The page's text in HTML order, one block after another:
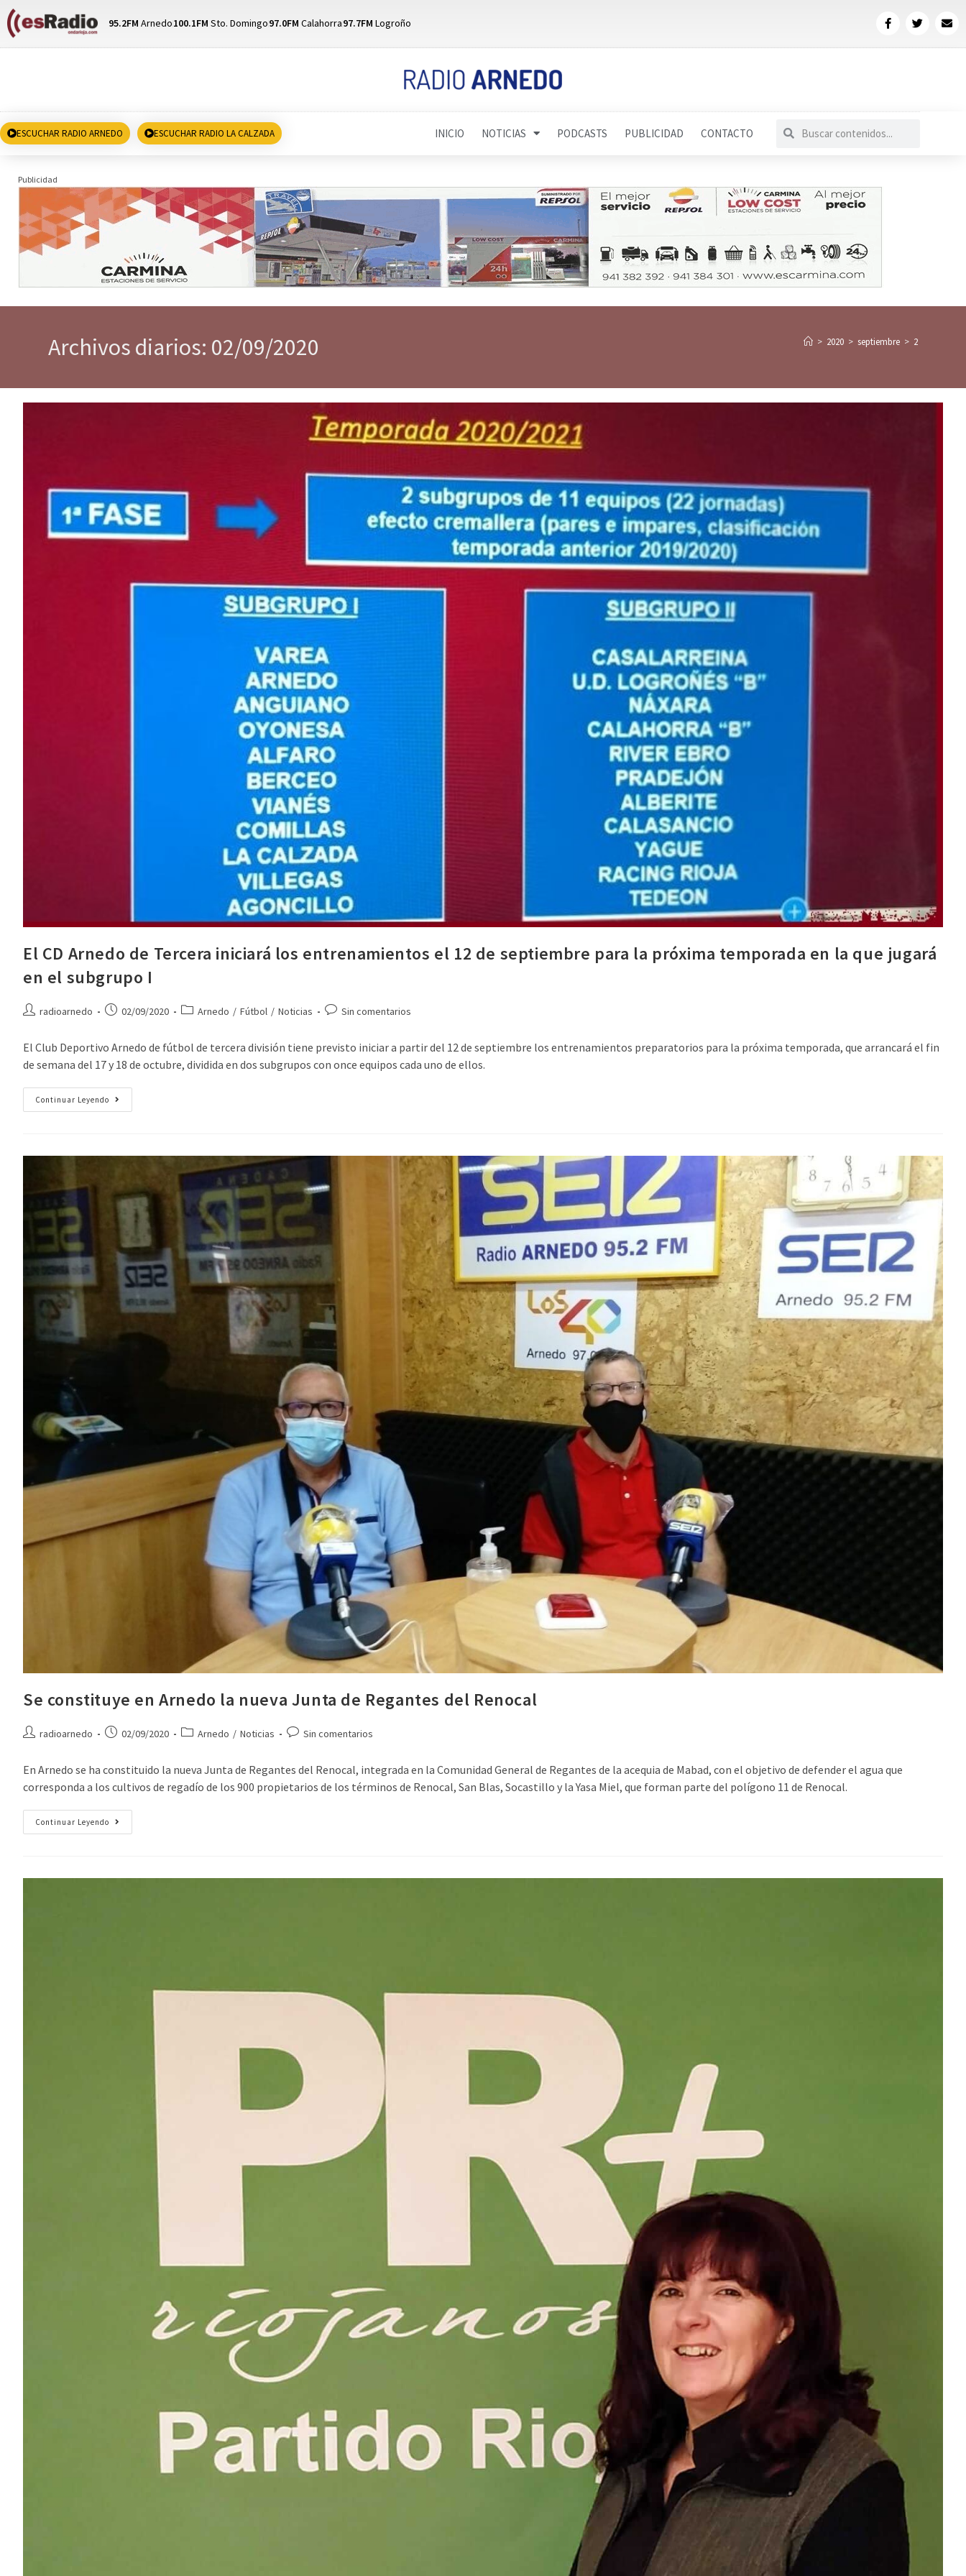
95.2FM Arnedo100.1FM Sto. Domingo97.0FM Calahorra97.7FM Logroño
ESCUCHAR RADIO ARNEDO ESCUCHAR RADIO LA CALZADA INICIO NOTICIAS PODCASTS PUBLICIDAD CONTACTO
Publicidad
Archivos diarios: 02/09/2020 > 2020 > septiembre > 2
El CD Arnedo de Tercera iniciará los entrenamientos el 12 de septiembre para la próxima temporada en la que jugará
en el subgrupo I
radioarnedo 02/09/2020 Arnedo / Fútbol / Noticias Sin comentarios
El Club Deportivo Arnedo de fútbol de tercera división tiene previsto iniciar a partir del 12 de septiembre los entrenamientos preparatorios para la próxima temporada, que arrancará el fin
de semana del 17 y 18 de octubre, dividida en dos subgrupos con once equipos cada uno de ellos.
Continuar Leyendo
Se constituye en Arnedo la nueva Junta de Regantes del Renocal
radioarnedo 02/09/2020 Arnedo / Noticias Sin comentarios
En Arnedo se ha constituido la nueva Junta de Regantes del Renocal, integrada en la Comunidad General de Regantes de la acequia de Mabad, con el objetivo de defender el agua que
corresponda a los cultivos de regadío de los 900 propietarios de los términos de Renocal, San Blas, Socastillo y la Yasa Miel, que forman parte del polígono 11 de Renocal.
Continuar Leyendo